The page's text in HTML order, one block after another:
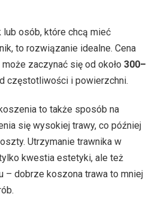
lub osób, które chcą mieć
to rozwiązanie idealne. Cena
zaczynać się od około 300–
częstotliwości i powierzchni.
to także sposób na
się wysokiej trawy, co później
Utrzymanie trawnika w
kwestia estetyki, ale też
– dobrze koszona trawa to mniej